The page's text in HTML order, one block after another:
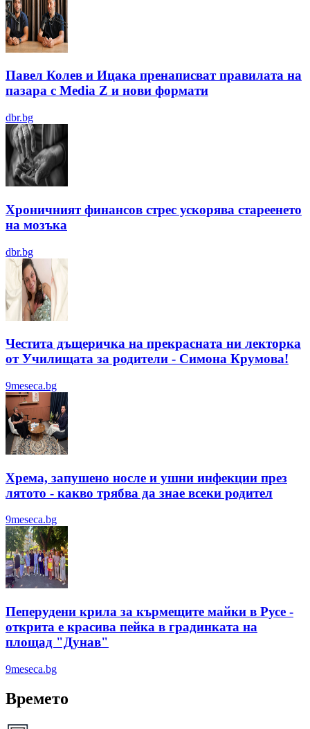
Павел Колев и Ицака пренаписват правилата на
пазара с Media Z и нови формати
dbr.bg
Хроничният финансов стрес ускорява стареенето
на мозъка
dbr.bg
Честита дъщеричка на прекрасната ни лекторка
от Училищата за родители - Симона Крумова!
9meseca.bg
Хрема, запушено носле и ушни инфекции през
лятотo - какво трябва да знае всеки родител
9meseca.bg
Пеперудени крила за кърмещите майки в Русе -
открита е красива пейка в градинката на
площад "Дунав"
9meseca.bg
Времето